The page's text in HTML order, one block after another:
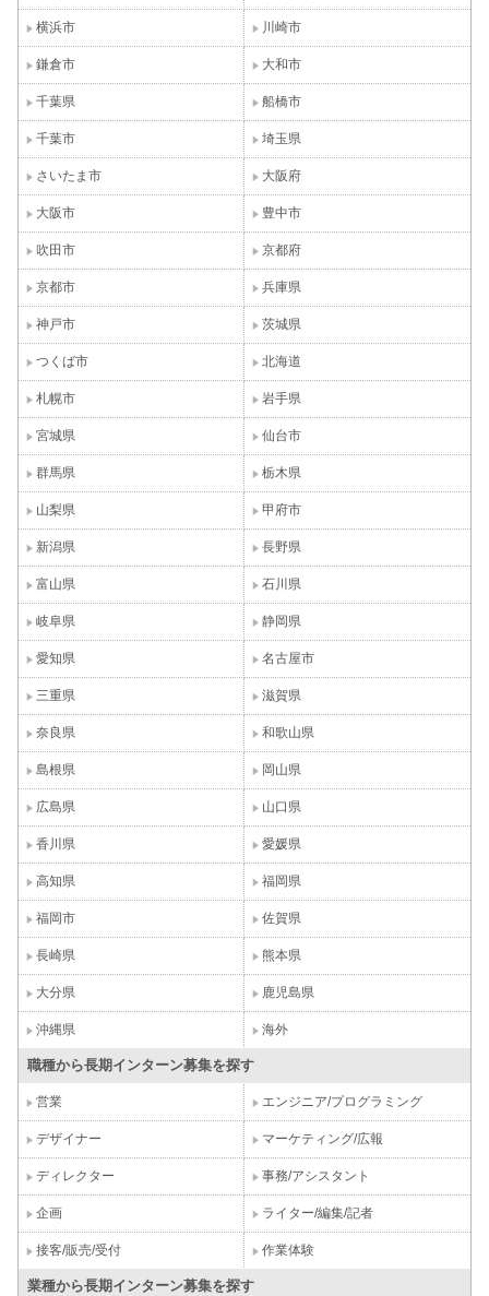
横浜市 川崎市
鎌倉市 大和市
千葉県 船橋市
千葉市 埼玉県
さいたま市 大阪府
大阪市 豊中市
吹田市 京都府
京都市 兵庫県
神戸市 茨城県
つくば市 北海道
札幌市 岩手県
宮城県 仙台市
群馬県 栃木県
山梨県 甲府市
新潟県 長野県
富山県 石川県
岐阜県 静岡県
愛知県 名古屋市
三重県 滋賀県
奈良県 和歌山県
島根県 岡山県
広島県 山口県
香川県 愛媛県
高知県 福岡県
福岡市 佐賀県
長崎県 熊本県
大分県 鹿児島県
沖縄県 海外
職種から長期インターン募集を探す
営業 エンジニア/プログラミング
デザイナー マーケティング/広報
ディレクター 事務/アシスタント
企画 ライター/編集/記者
接客/販売/受付 作業体験
業種から長期インターン募集を探す